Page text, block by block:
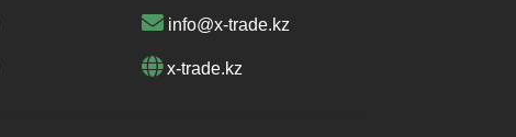
info@x-trade.kz
x-trade.kz